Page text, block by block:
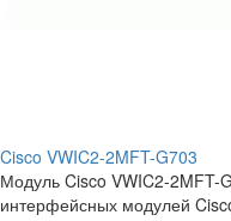
Cisco VWIC2-2MFT-G703
Модуль Cisco VWIC2-2MFT-
интерфейсных модулей